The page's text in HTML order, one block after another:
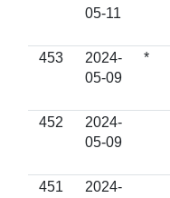
05-11
453
2024-
05-09
*
452
2024-
05-09
451
2024-